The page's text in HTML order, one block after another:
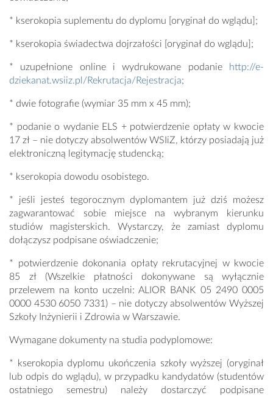
* kserokopia suplementu do dyplomu [oryginał do wglądu];
* kserokopia świadectwa dojrzałości [oryginał do wglądu];
* uzupełnione online i wydrukowane podaniehttp://e-
dziekanat.wsiiz.pl/Rekrutacja/Rejestracja;
* dwie fotografie (wymiar 35 mm x 45 mm);
* podanie o wydanie ELS + potwierdzenie opłaty w kwocie
17 zł – nie dotyczy absolwentów WSIiZ, którzy posiadają już
elektroniczną legitymację studencką;
* kserokopia dowodu osobistego.
* jeśli jesteś tegorocznym dyplomantem już dziś możesz
zagwarantować sobie miejsce na wybranym kierunku
studiów magisterskich. Wystarczy, że zamiast dyplomu
dołączysz podpisane oświadczenie;
* potwierdzenie dokonania opłaty rekrutacyjnej w kwocie
85 zł (Wszelkie płatności dokonywane są wyłącznie
przelewem na konto uczelni: ALIOR BANK 05 2490 0005
0000 4530 6050 7331) – nie dotyczy absolwentów Wyższej
Szkoły Inżynierii i Zdrowia w Warszawie.
Wymagane dokumenty na studia podyplomowe:
* kserokopia dyplomu ukończenia szkoły wyższej (oryginał
lub odpis do wglądu), w przypadku kandydatów (studentów
ostatniego semestru) należy dostarczyć podpisane